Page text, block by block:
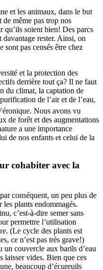
et les animaux, dans le but
de même pas trop nos
qu’ils soient bien! Des parcs
rester. Ainsi, on
sont pas censés être chez
et la protection des
derrière tout ça? Il ne faut
du climat, la captation de
de l’air et de l’eau,
Nous avons vu
de forêt et des augmentations
a une importance
de nos enfants et celui de la
cohabiter avec la
conséquent, un peu plus de
plants endommagés.
c’est-à-dire semer sans
permettre l’utilisation
(Le cycle des plants est
ce n’est pas très grave!)
couvercle aux barils d’eau
laisser vides. Bien que ces
beaucoup d’écureuils